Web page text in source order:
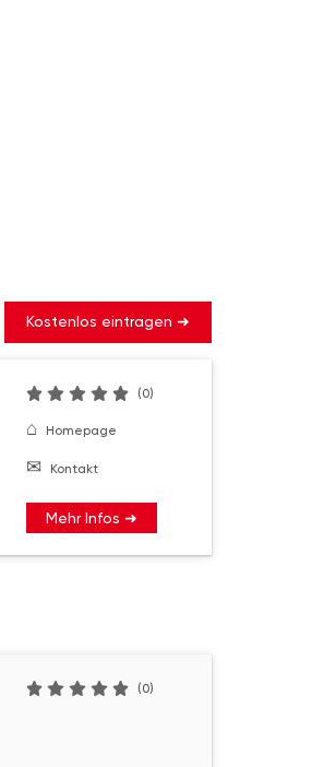
Kostenlos eintragen ➜
(0)
Homepage
Kontakt
Mehr Infos ➜
(0)